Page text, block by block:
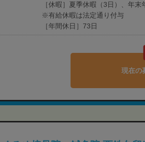
［休暇］夏季休暇（3日）、年末
※有給休暇は法定通り付与
［年間休日］73日
現在の